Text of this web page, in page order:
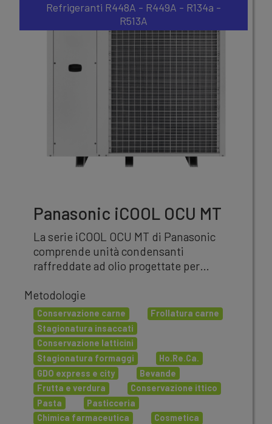
Refrigeranti R448A - R449A - R134a -
R513A
Panasonic iCOOL OCU MT
La serie iCOOL OCU MT di Panasonic
comprende unità condensanti
raffreddate ad olio progettate per
commerciale a media temperatura (MT).
Metodologie
Conservazione carne
Frollatura carne
Stagionatura insaccati
Conservazione latticini
Stagionatura formaggi
Ho.Re.Ca.
GDO express e city
Bevande
Frutta e verdura
Conservazione ittico
Pasta
Pasticceria
Chimica farmaceutica
Cosmetica